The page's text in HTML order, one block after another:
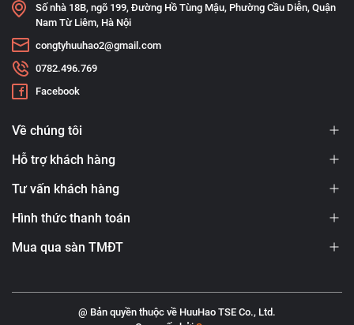
Số nhà 18B, ngõ 199, Đường Hồ Tùng Mậu, Phường Cầu Diễn, Quận
Nam Từ Liêm, Hà Nội
congtyhuuhao2@gmail.com
0782.496.769
Facebook
Về chúng tôi
Hỗ trợ khách hàng
Tư vấn khách hàng
Hình thức thanh toán
Mua qua sàn TMĐT
@ Bản quyền thuộc về HuuHao TSE Co., Ltd.